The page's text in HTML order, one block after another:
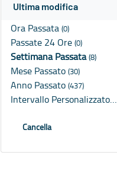
Ultima modifica
Ora Passata (0)
Passate 24 Ore (0)
Settimana Passata(8)
Mese Passato (30)
Anno Passato (437)
Intervallo Personalizzato…
Cancella